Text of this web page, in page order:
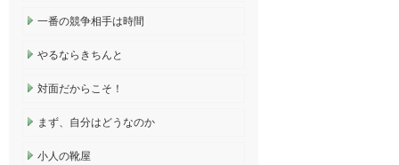
一番の競争相手は時間
やるならきちんと
対面だからこそ！
まず、自分はどうなのか
小人の靴屋